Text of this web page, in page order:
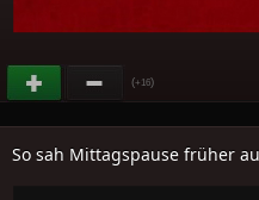
(+16)
So sah Mittagspause früher